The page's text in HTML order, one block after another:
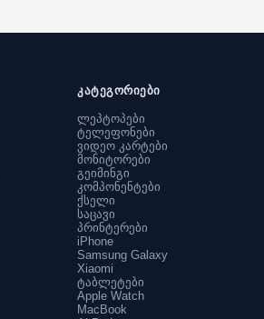
კატეგორიები
ლეპტოპები
ტელეფონები
ვიდეო კარტები
მონიტორები
გეიმინგი
კომპონენტები
ქსელი
საცავი
პრინტერები
iPhone
Samsung Galaxy
Xiaomi
ტაბლეტები
Apple Watch
MacBook